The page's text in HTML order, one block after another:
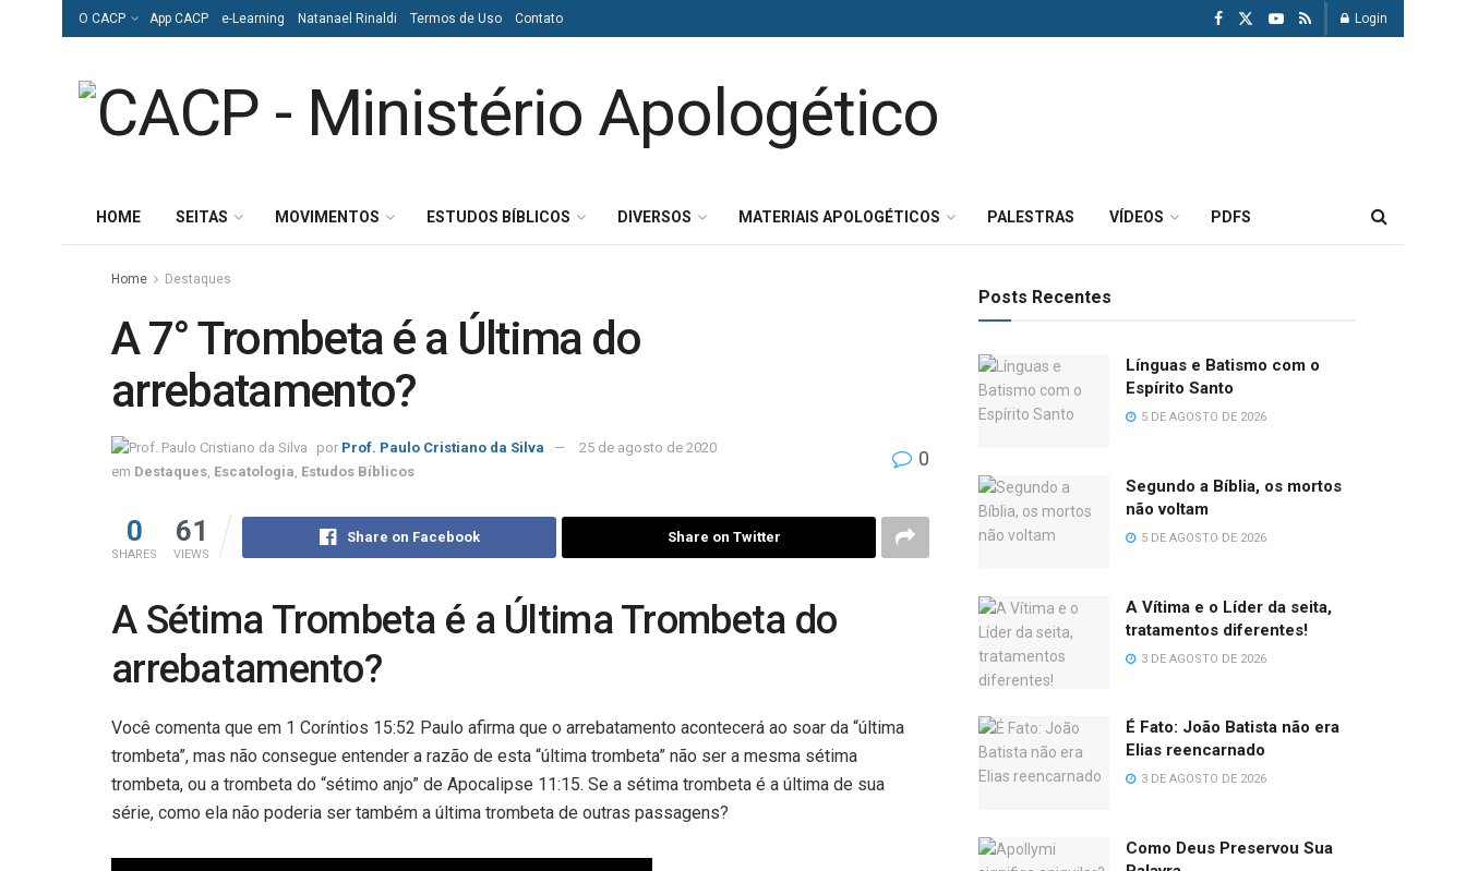
O CACP App CACP e-Learning Natanael Rinaldi Termos de Uso Contato Login
HOME SEITAS MOVIMENTOS ESTUDOS BÍBLICOS DIVERSOS MATERIAIS APOLOGÉTICOS PALESTRAS VÍDEOS PDFS
Home Destaques
A 7° Trombeta é a Última do
arrebatamento?
por Prof. Paulo Cristiano da Silva
25 de agosto de 2020
em Destaques, Escatologia, Estudos Bíblicos
0
0
SHARES
61
VIEWS
Share on Facebook Share on Twitter
A Sétima Trombeta é a Última Trombeta do
arrebatamento?
Você comenta que em 1 Coríntios 15:52 Paulo afirma que o arrebatamento acontecerá ao soar da “última
trombeta”, mas não consegue entender a razão de esta “última trombeta” não ser a mesma sétima
trombeta, ou a trombeta do “sétimo anjo” de Apocalipse 11:15. Se a sétima trombeta é a última de sua
série, como ela não poderia ser também a última trombeta de outras passagens?
Posts Recentes
Línguas e Batismo com o
Espírito Santo
5 DE AGOSTO DE 2026
Segundo a Bíblia, os mortos
não voltam
5 DE AGOSTO DE 2026
A Vítima e o Líder da seita,
tratamentos diferentes!
3 DE AGOSTO DE 2026
É Fato: João Batista não era
Elias reencarnado
3 DE AGOSTO DE 2026
Como Deus Preservou Sua